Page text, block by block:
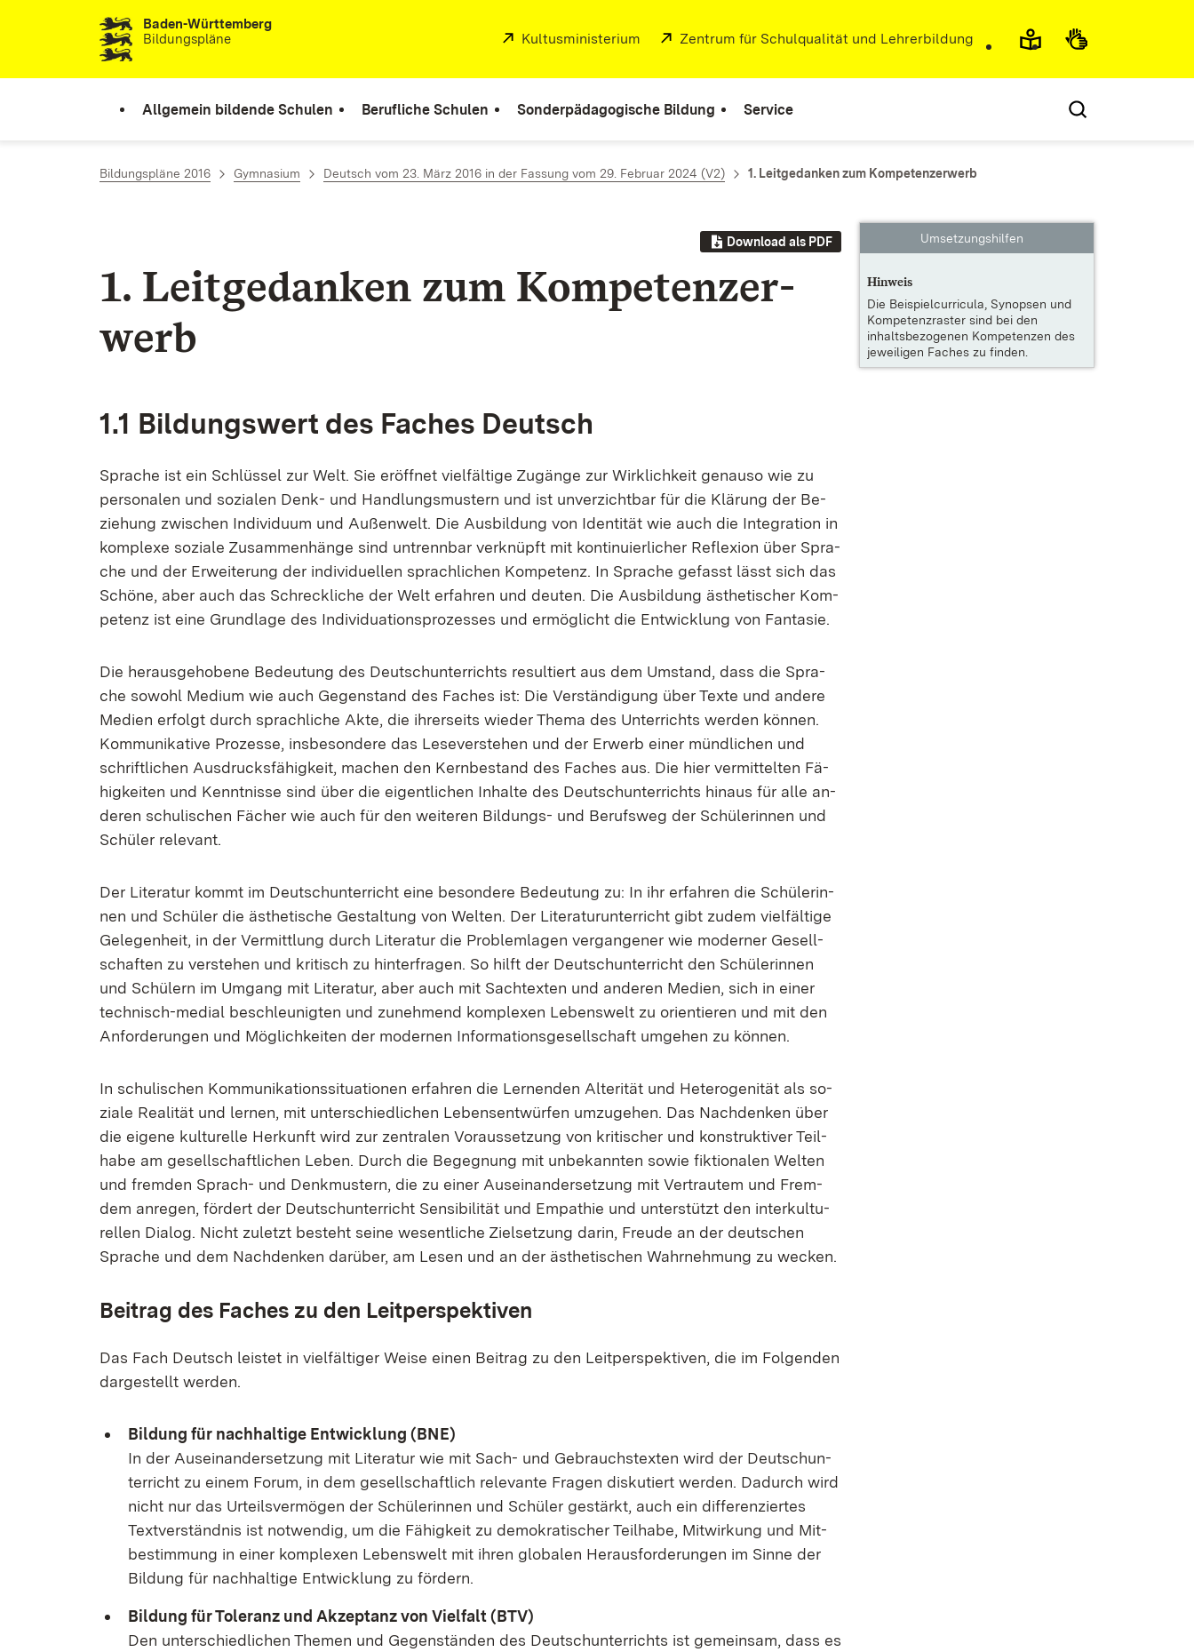
Zum Inhalt springenBaden-Württemberg
Bildungspläne
Extern:
Kultusministerium (Öffnet in neuem Fenster)
Extern:
Zentrum für Schulqualität und Lehrerbildung
Allgemein bildende Schulen Berufliche Schulen Sonderpädagogische Bildung Service
Bildungspläne 2016 Gymnasium Deutsch vom 23. März 2016 in der Fassung vom 29. Februar 2024 (V2) 1. Leitgedanken zum Kompetenzerwerb
Download als PDF
1. Leit­ge­dan­ken zum Kom­pe­ten­z­er­
werb
1.1 Bil­dungs­wert des Fa­ches Deutsch
Spra­che ist ein Schlüs­sel zur Welt. Sie er­öff­net viel­fäl­ti­ge Zu­gän­ge zur Wirk­lich­keit ge­nau­so wie zu
per­so­na­len und so­zia­len Denk- und Hand­lungs­mus­tern und ist un­ver­zicht­bar für die Klä­rung der Be­
zie­hung zwi­schen In­di­vi­du­um und Au­ßen­welt. Die Aus­bil­dung von Iden­ti­tät wie auch die In­te­gra­ti­on in
kom­ple­xe so­zia­le Zu­sam­men­hän­ge sind un­trenn­bar ver­knüpft mit kon­ti­nu­ier­li­cher Re­fle­xi­on über Spra­
che und der Er­wei­te­rung der in­di­vi­du­el­len sprach­li­chen Kom­pe­tenz. In Spra­che ge­fasst lässt sich das
Schö­ne, aber auch das Schreck­li­che der Welt er­fah­ren und deu­ten. Die Aus­bil­dung äs­the­ti­scher Kom­
pe­tenz ist ei­ne Grund­la­ge des In­di­vi­dua­ti­ons­pro­zes­ses und er­mög­licht die Ent­wick­lung von Fan­ta­sie.
Die her­aus­ge­ho­be­ne Be­deu­tung des Deutsch­un­ter­richts re­sul­tiert aus dem Um­stand, dass die Spra­
che so­wohl Me­di­um wie auch Ge­gen­stand des Fa­ches ist: Die Ver­stän­di­gung über Tex­te und an­de­re
Me­di­en er­folgt durch sprach­li­che Ak­te, die ih­rer­seits wie­der The­ma des Un­ter­richts wer­den kön­nen.
Kom­mu­ni­ka­ti­ve Pro­zes­se, ins­be­son­de­re das Le­se­ver­ste­hen und der Er­werb ei­ner münd­li­chen und
schrift­li­chen Aus­drucks­fä­hig­keit, ma­chen den Kern­be­stand des Fa­ches aus. Die hier ver­mit­tel­ten Fä­
hig­kei­ten und Kennt­nis­se sind über die ei­gent­li­chen In­hal­te des Deutsch­un­ter­richts hin­aus für al­le an­
de­ren schu­li­schen Fä­cher wie auch für den wei­te­ren Bil­dungs- und Be­rufs­weg der Schü­le­rin­nen und
Schü­ler re­le­vant.
Der Li­te­ra­tur kommt im Deutsch­un­ter­richt ei­ne be­son­de­re Be­deu­tung zu: In ihr er­fah­ren die Schü­le­rin­
nen und Schü­ler die äs­the­ti­sche Ge­stal­tung von Wel­ten. Der Li­te­ra­tur­un­ter­richt gibt zu­dem viel­fäl­ti­ge
Ge­le­gen­heit, in der Ver­mitt­lung durch Li­te­ra­tur die Pro­blem­la­gen ver­gan­ge­ner wie mo­der­ner Ge­sell­
schaf­ten zu ver­ste­hen und kri­tisch zu hin­ter­fra­gen. So hilft der Deutsch­un­ter­richt den Schü­le­rin­nen
und Schü­lern im Um­gang mit Li­te­ra­tur, aber auch mit Sach­t­ex­ten und an­de­ren Me­di­en, sich in ei­ner
tech­nisch-me­di­al be­schleu­nig­ten und zu­neh­mend kom­ple­xen Le­bens­welt zu ori­en­tie­ren und mit den
An­for­de­run­gen und Mög­lich­kei­ten der mo­der­nen In­for­ma­ti­ons­ge­sell­schaft um­ge­hen zu kön­nen.
In schu­li­schen Kom­mu­ni­ka­ti­ons­si­tua­tio­nen er­fah­ren die Ler­nen­den Al­te­ri­tät und He­te­ro­ge­ni­tät als so­
zia­le Rea­li­tät und ler­nen, mit un­ter­schied­li­chen Le­bens­ent­wür­fen um­zu­ge­hen. Das Nach­den­ken über
die ei­ge­ne kul­tu­rel­le Her­kunft wird zur zen­tra­len Vor­aus­set­zung von kri­ti­scher und kon­struk­ti­ver Teil­
ha­be am ge­sell­schaft­li­chen Le­ben. Durch die Be­geg­nung mit un­be­kann­ten so­wie fik­tio­na­len Wel­ten
und frem­den Sprach- und Denk­mus­tern, die zu ei­ner Aus­ein­an­der­set­zung mit Ver­trau­tem und Frem­
dem an­re­gen, för­dert der Deutsch­un­ter­richt Sen­si­bi­li­tät und Em­pa­thie und un­ter­stützt den in­ter­kul­tu­
rel­len Dia­log. Nicht zu­letzt be­steht sei­ne we­sent­li­che Ziel­set­zung dar­in, Freu­de an der deut­schen
Spra­che und dem Nach­den­ken dar­über, am Le­sen und an der äs­the­ti­schen Wahr­neh­mung zu we­cken.
Bei­trag des Fa­ches zu den Leit­per­spek­ti­ven
Das Fach Deutsch leis­tet in viel­fäl­ti­ger Wei­se ei­nen Bei­trag zu den Leit­per­spek­ti­ven, die im Fol­gen­den
dar­ge­stellt wer­den.
Bil­dung für nach­hal­ti­ge Ent­wick­lung (BNE)
In der Aus­ein­an­der­set­zung mit Li­te­ra­tur wie mit Sach- und Ge­brauchs­tex­ten wird der Deutsch­un­
ter­richt zu ei­nem Fo­rum, in dem ge­sell­schaft­lich re­le­van­te Fra­gen dis­ku­tiert wer­den. Da­durch wird
nicht nur das Ur­teils­ver­mö­gen der Schü­le­rin­nen und Schü­ler ge­stärkt, auch ein dif­fe­ren­zier­tes
Text­ver­ständ­nis ist not­wen­dig, um die Fä­hig­keit zu de­mo­kra­ti­scher Teil­ha­be, Mit­wir­kung und Mit­
be­stim­mung in ei­ner kom­ple­xen Le­bens­welt mit ih­ren glo­ba­len Her­aus­for­de­run­gen im Sin­ne der
Bil­dung für nach­hal­ti­ge Ent­wick­lung zu för­dern.
Bil­dung für To­le­ranz und Ak­zep­tanz von Viel­falt (BTV)
Den un­ter­schied­li­chen The­men und Ge­gen­stän­den des Deutsch­un­ter­richts ist ge­mein­sam, dass es
Umsetzungshilfen
Hinweis
Die Beispielcurricula, Synopsen und
Kompetenzraster sind bei den
inhaltsbezogenen Kompetenzen des
jeweiligen Faches zu finden.